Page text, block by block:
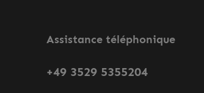
Assistance téléphonique
+49 3529 5355204